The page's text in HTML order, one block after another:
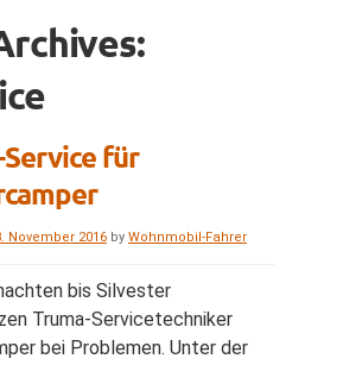
für
November 2016 by Wohnmobil-Fahrer
bis Silvester
Truma-Servicetechniker
bei Problemen. Unter der